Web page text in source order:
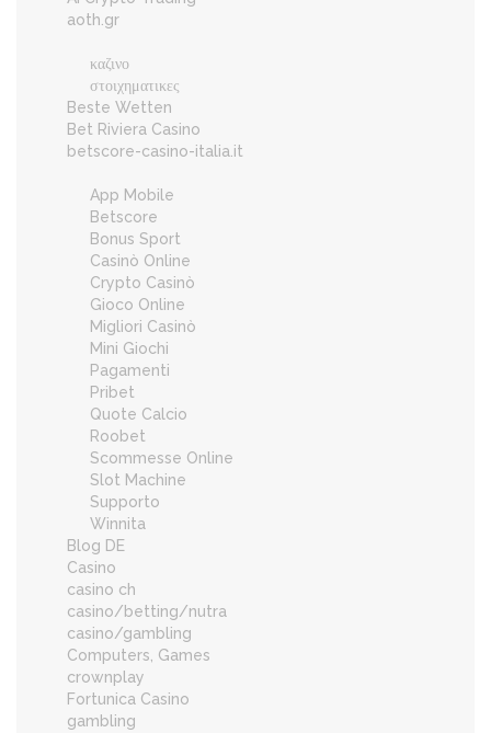
aoth.gr
καζινο
στοιχηματικες
Beste Wetten
Bet Riviera Casino
betscore-casino-italia.it
App Mobile
Betscore
Bonus Sport
Casinò Online
Crypto Casinò
Gioco Online
Migliori Casinò
Mini Giochi
Pagamenti
Pribet
Quote Calcio
Roobet
Scommesse Online
Slot Machine
Supporto
Winnita
Blog DE
Casino
casino ch
casino/betting/nutra
casino/gambling
Computers, Games
crownplay
Fortunica Casino
gambling